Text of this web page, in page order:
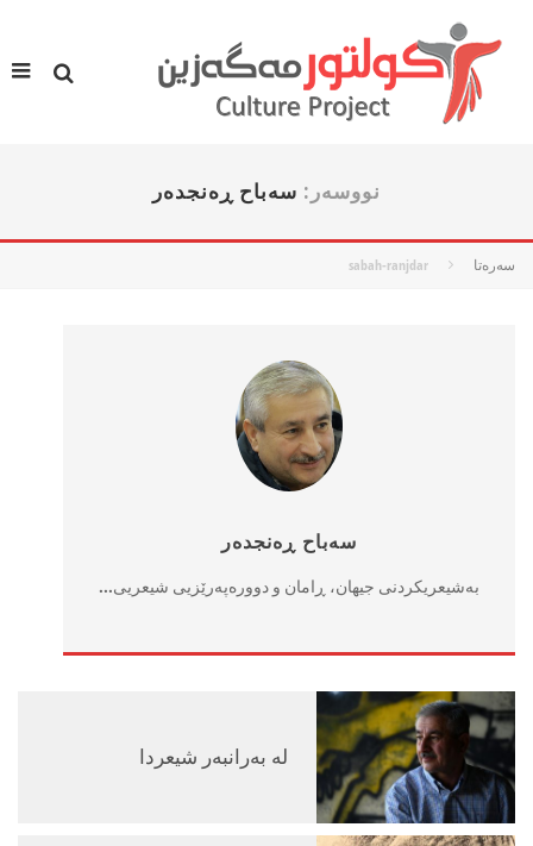
نووسه‌ر: سەباح ڕەنجدەر
سه‌ره‌تا sabah-ranjdar
سەباح ڕەنجدەر
به‌شیعریكردنی جیهان، ڕامان و دووره‌په‌رێزیی شیعریی...
له‌ به‌رانبه‌ر شیعردا